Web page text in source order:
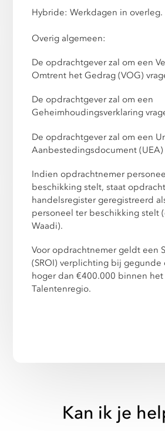
Hybride: Werkdagen in overleg.
Overig algemeen:
De opdrachtgever zal om een
Omtrent het Gedrag (VOG)
De opdrachtgever zal om een
Geheimhoudingsverklaring
De opdrachtgever zal om een
Aanbestedingsdocument (UEA)
Indien opdrachtnemer
beschikking stelt, staat
handelsregister geregistreerd
personeel ter beschikking stelt
Waadi).
Voor opdrachtnemer geldt een
(SROI) verplichting bij gegunde
hoger dan €400.000 binnen het
Talentenregio.
Kan ik je